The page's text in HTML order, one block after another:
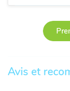
Avis et